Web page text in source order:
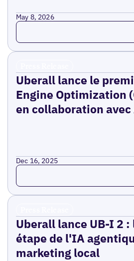
May 8, 2026
Read more
Uberall lance le
Engine Optimization
en collaboration avec
Dec 16, 2025
Read more
Uberall lance UB-I 2
étape de l'IA
marketing local